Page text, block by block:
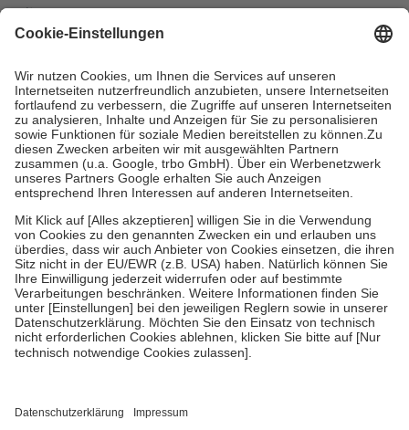
mit.
Grundsätzlich leisten Mitglieder Zuzahlungen in Höhe von zehn
höchstens zehn Euro.
Es sind jedoch nie mehr als die tatsächlichen
Kosten der Leistung zu entrichten.
Diese Regeln gelten grundsätzlich auch für Online-Apotheken.
Bei Heilmitteln und häuslicher Krankenpflege beträgt die
Zuzahlung zehn Prozent der Kosten sowie zehn Euro je
Verordnung.
Um das Engagement der Versicherten für ihre eigene Gesundheit zu
stärken und die besondere Stellung der Familie zu unterstützen,
fallenkeine Zuzahlungenan bei:
• Kindern und Jugendlichen bis zum vollendeten 18. Lebensjahr
mit Ausnahme der Fahrkosten
• Untersuchungen zur Vorsorge und Früherkennung, die von der
GKV getragen werden
• empfohlenen Schutzimpfungen
• Harn- und Blutteststreifen
getroffen, um sicherzustellen, dass es sich um echte Bewertungen